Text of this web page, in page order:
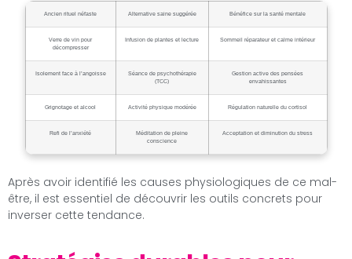
Ancien rituel néfaste Alternative saine suggérée Bénéfice sur la santé mentale
Verre de vin pour
décompresser
Infusion de plantes et lecture Sommeil réparateur et calme intérieur
Isolement face à l’angoisse
Séance de psychothérapie
(TCC)
Gestion active des pensées
envahissantes
Grignotage et alcool Activité physique modérée Régulation naturelle du cortisol
Refi de l’anxiété
Méditation de pleine
conscience
Acceptation et diminution du stress
Après avoir identifié les causes physiologiques de ce mal-
être, il est essentiel de découvrir les outils concrets pour
inverser cette tendance.